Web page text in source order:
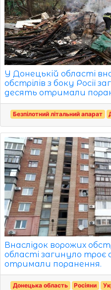
У Донецькій області
обстрілів з боку Росії
десять отримали
Безпілотний літальний апарат
Внаслідок ворожих
області загинуло троє
отримали поранення.
Донецька область Росіяни